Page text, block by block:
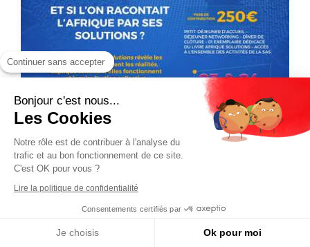
Continuer sans accepter
Bonjour c'est nous...
Les Cookies
Notre rôle est de contribuer à l'analyse du
trafic et au bon fonctionnement de ce site.
C'est OK pour vous ?
Lire la politique de confidentialité
Consentements certifiés par
Je choisis Ok pour moi